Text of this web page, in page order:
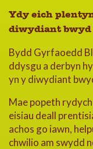
Ydy eich
diwydiant bwyd
Bydd Gyrfaoedd
ddysgu a derbyn
yn y diwydiant
Mae popeth rydych
eisiau deall
achos go iawn,
chwilio am swydd